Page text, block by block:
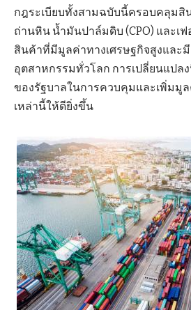
กฎระเบียบทั้งสามฉบับนี้ครอบคลุมสิ
ถ่านหิน น้ำมันปาล์มดิบ (CPO) และเ
สินค้าที่มีมูลค่าทางเศรษฐกิจสูงแล
อุตสาหกรรมทั่วโลก การเปลี่ยนแปล
ของรัฐบาลในการควบคุมและเพิ่มมู
เหล่านี้ให้ดียิ่งขึ้น